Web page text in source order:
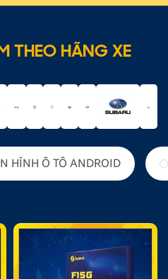
THEO HÃNG XE
HÌNH Ô TÔ ANDROID